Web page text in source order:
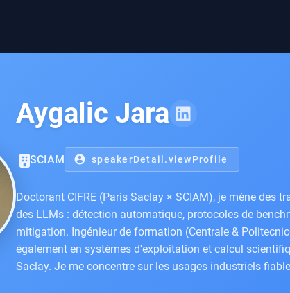
Aygalic Jara
SCIAM account_circle speakerDetail.viewProfile
Doctorant CIFRE (Paris Saclay × SCIAM), je mène des
des LLMs : détection automatique, protocoles de
mitigation. Ingénieur de formation (Centrale &
également en systèmes d'exploitation et calcul
Saclay. Je me concentre sur les usages industriels